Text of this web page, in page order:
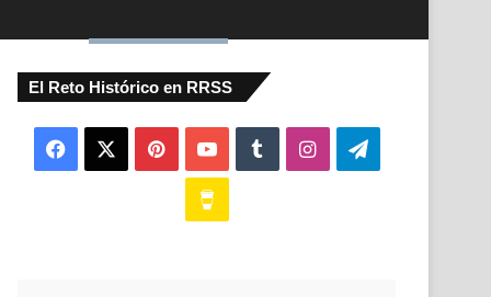
El Reto Histórico en RRSS
Facebook PinterestYouTubeTumblrInstagramTelegram